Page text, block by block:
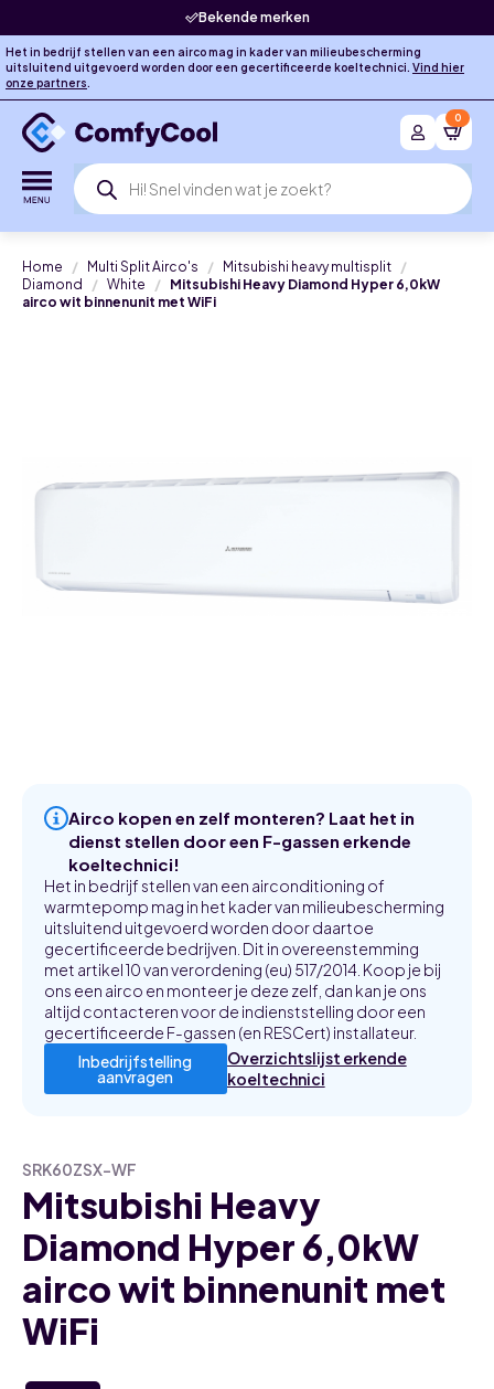
Bekende merken
Het in bedrijf stellen van een airco mag in kader van milieubescherming
uitsluitend uitgevoerd worden door een gecertificeerde koeltechnici. Vind hier
onze partners.
Producten
zoeken
0
Home Multi Split Airco's
Mitsubishi heavy multisplit
Diamond
White
Mitsubishi Heavy Diamond Hyper 6,0kW
airco wit binnenunit met WiFi
Airco kopen en zelf monteren? Laat het in
dienst stellen door een F-gassen erkende
koeltechnici!
Het in bedrijf stellen van een airconditioning of
warmtepomp mag in het kader van milieubescherming
uitsluitend uitgevoerd worden door daartoe
gecertificeerde bedrijven. Dit in overeenstemming
met artikel 10 van verordening (eu) 517/2014. Koop je bij
ons een airco en monteer je deze zelf, dan kan je ons
altijd contacteren voor de indienststelling door een
gecertificeerde F-gassen (en RESCert) installateur.
Inbedrijfstelling
aanvragen
Overzichtslijst erkende
koeltechnici
SRK60ZSX-WF
Mitsubishi Heavy
Diamond Hyper 6,0kW
airco wit binnenunit met
WiFi